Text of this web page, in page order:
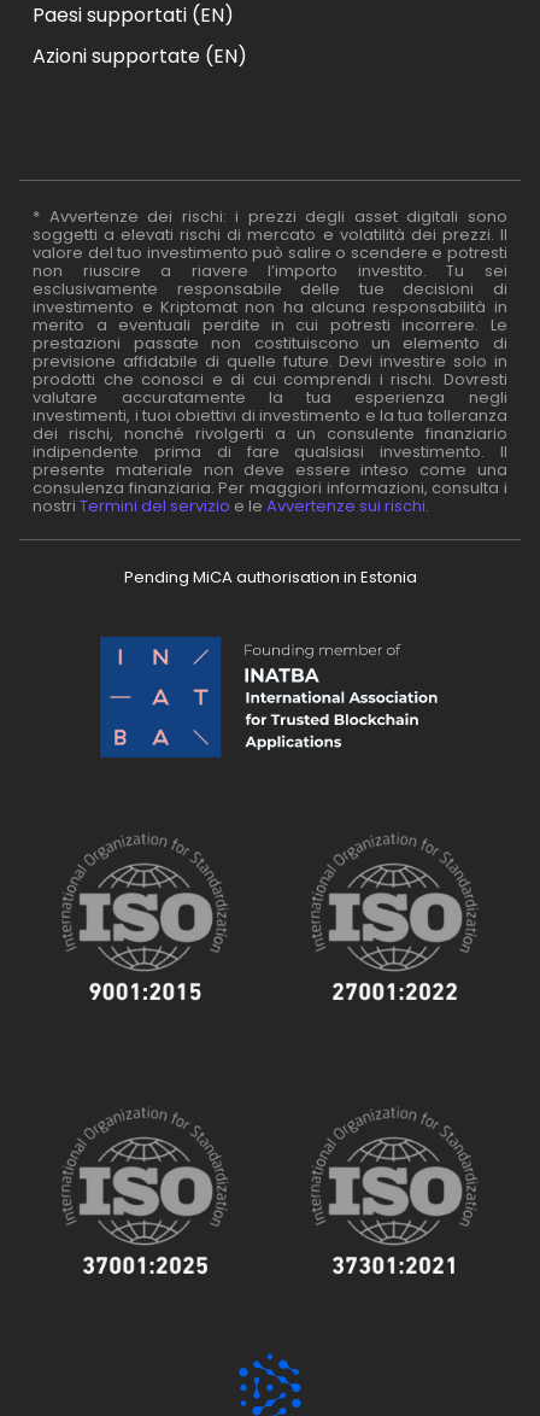
Paesi supportati (EN)
Azioni supportate (EN)
* Avvertenze dei rischi: i prezzi degli asset digitali sono
soggetti a elevati rischi di mercato e volatilità dei prezzi. Il
valore del tuo investimento può salire o scendere e potresti
non riuscire a riavere l’importo investito. Tu sei
esclusivamente responsabile delle tue decisioni di
investimento e Kriptomat non ha alcuna responsabilità in
merito a eventuali perdite in cui potresti incorrere. Le
prestazioni passate non costituiscono un elemento di
previsione affidabile di quelle future. Devi investire solo in
prodotti che conosci e di cui comprendi i rischi. Dovresti
valutare accuratamente la tua esperienza negli
investimenti, i tuoi obiettivi di investimento e la tua tolleranza
dei rischi, nonché rivolgerti a un consulente finanziario
indipendente prima di fare qualsiasi investimento. Il
presente materiale non deve essere inteso come una
consulenza finanziaria. Per maggiori informazioni, consulta i
nostriTermini del servizio e leAvvertenze sui rischi.
Pending MiCA authorisation in Estonia